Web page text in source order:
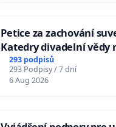
Petice za zachování
Katedry divadelní vědy
293 podpisů
293 Podpisy / 7 dní
6 Aug 2026